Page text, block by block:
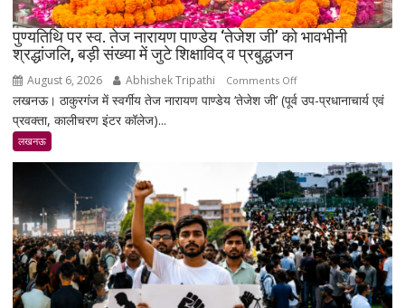
पुण्यतिथि पर स्व. तेज नारायण पाण्डेय ‘तेजेश जी’ को भावभीनी
श्रद्धांजलि, बड़ी संख्या में जुटे शिक्षाविद् व प्रबुद्धजन
August 6, 2026 Abhishek Tripathi Comments Offon
पुण्यतिथि
तेज
नारायण
पाण्डेय
‘तेजेश
जी’
को
भावभीनी
श्रद्धांजलि,
लखनऊ। ठाकुरगंज में स्वर्गीय तेज नारायण पाण्डेय ‘तेजेश जी’ (पूर्व उप-प्रधानाचार्य एवं
प्रवक्ता, कालीचरण इंटर कॉलेज)...
लखनऊ